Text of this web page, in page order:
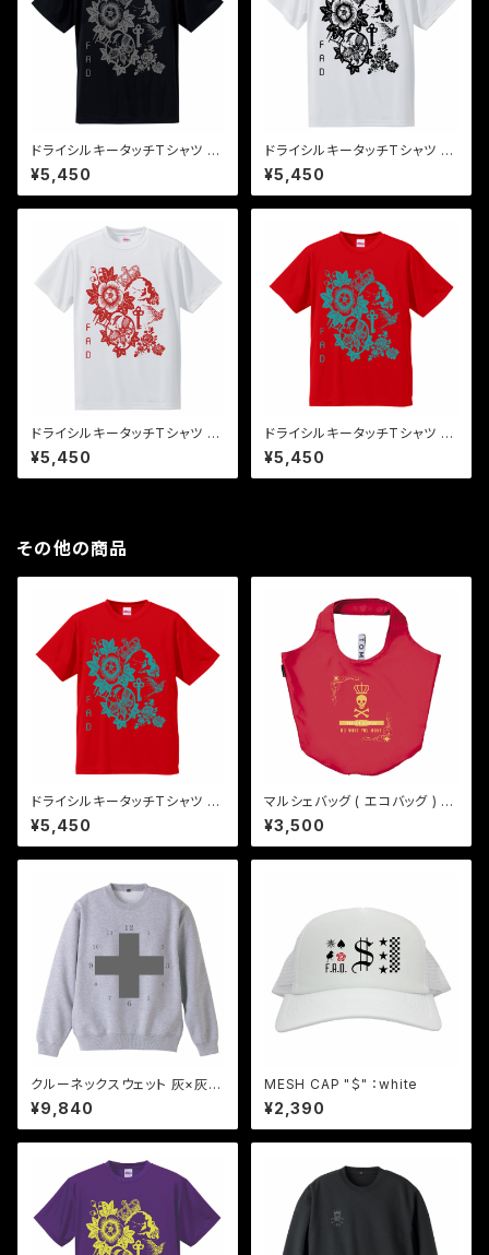
ドライシルキータッチTシャツ グ
レイ×黒 "the key"
¥5,450
ドライシルキータッチTシャツ 黒
×白 "the key"
¥5,450
ドライシルキータッチTシャツ 赤
×白 "the key"
¥5,450
ドライシルキータッチTシャツ 青
緑×赤 "the key"
¥5,450
その他の商品
ドライシルキータッチTシャツ 青
緑×赤 "the key"
¥5,450
マルシェバッグ ( エコバッグ ) "g
olden skull" - レッド
¥3,500
クルーネックスウェット 灰×灰2
"time to peace"
¥9,840
MESH CAP "＄" ：white
¥2,390